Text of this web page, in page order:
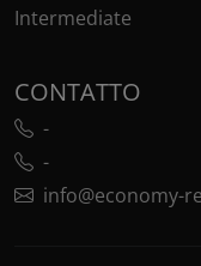
Intermediate
CONTATTO
-
-
info@economy-